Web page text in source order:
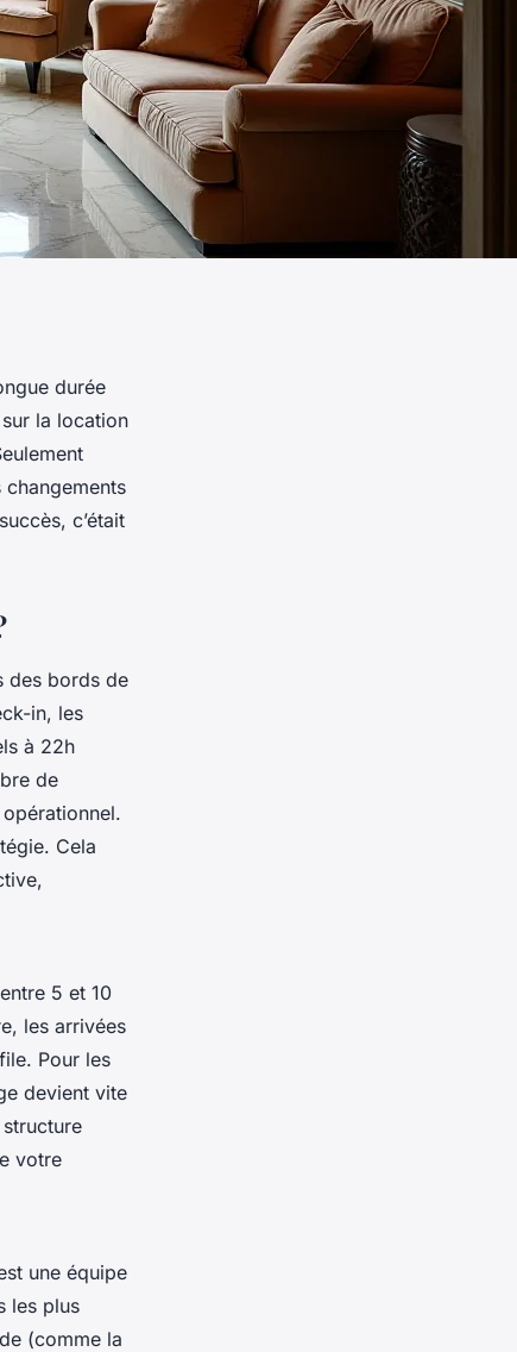
durée
la location
c’était
des bords de
in, les
à 22h
de
Cela
5 et 10
les arrivées
Pour les
devient vite
votre
une équipe
les plus
(comme la